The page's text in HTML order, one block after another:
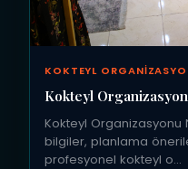
KOKTEYL
Kokteyl
Kokteyl Organizasyonu
bilgiler, planlama
profesyonel kokteyl o…